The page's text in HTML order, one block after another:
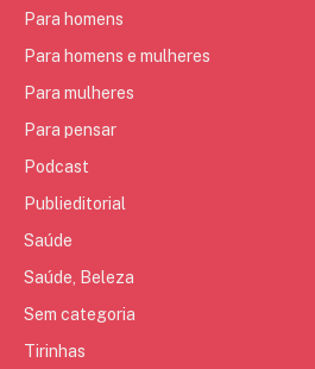
Para homens
Para homens e mulheres
Para mulheres
Para pensar
Podcast
Publieditorial
Saúde
Saúde, Beleza
Sem categoria
Tirinhas